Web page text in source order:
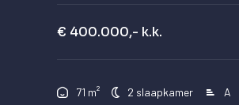
€ 400.000,- k.k.
71 m² 2 slaapkamer A